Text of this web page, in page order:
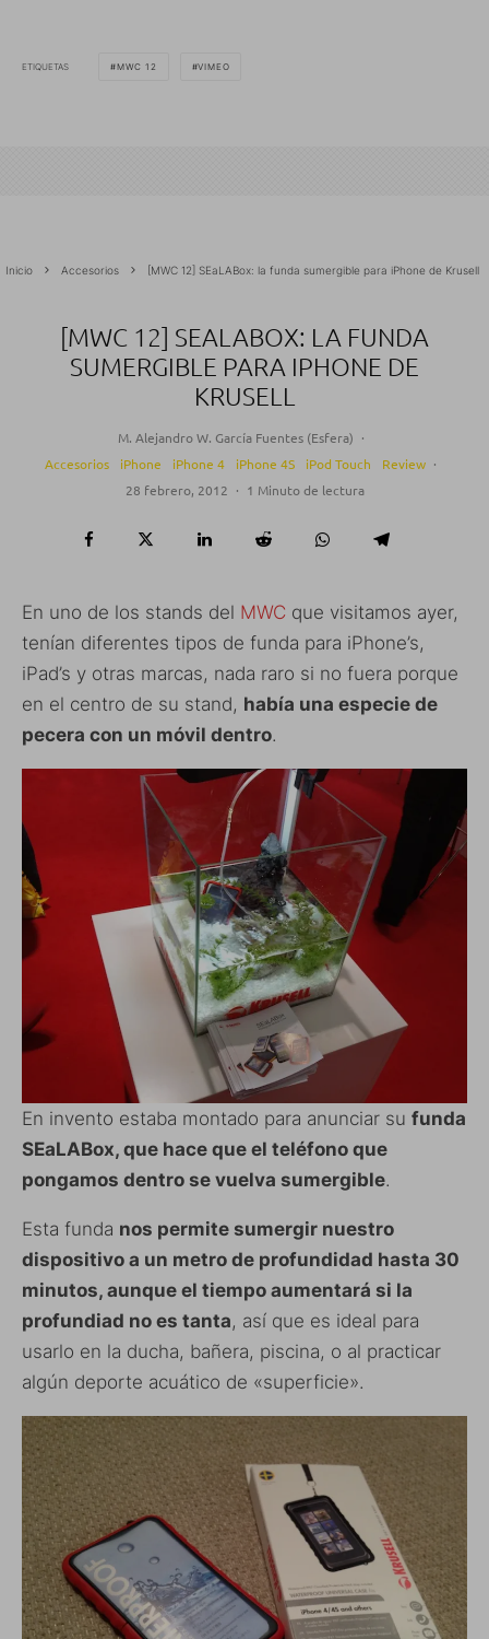
ETIQUETAS MWC 12 VIMEO
Inicio Accesorios [MWC 12] SEaLABox: la funda sumergible para iPhone de Krusell
[MWC 12] SEALABOX: LA FUNDA
SUMERGIBLE PARA IPHONE DE
KRUSELL
M. Alejandro W. García Fuentes (Esfera) ·
Accesorios
iPhone iPhone 4 iPhone 4S iPod Touch Review ·
28 febrero, 2012 · 1 Minuto de lectura
En uno de los stands del MWC que visitamos ayer,
tenían diferentes tipos de funda para iPhone’s,
iPad’s y otras marcas, nada raro si no fuera porque
en el centro de su stand, había una especie de
pecera con un móvil dentro.
En invento estaba montado para anunciar su funda
SEaLABox, que hace que el teléfono que
pongamos dentro se vuelva sumergible.
Esta funda nos permite sumergir nuestro
dispositivo a un metro de profundidad hasta 30
minutos, aunque el tiempo aumentará si la
profundiad no es tanta, así que es ideal para
usarlo en la ducha, bañera, piscina, o al practicar
algún deporte acuático de «superficie».